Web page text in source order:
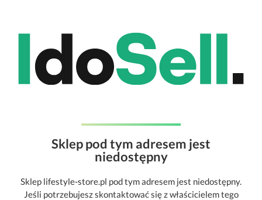
Sklep pod tym adresem jest
niedostępny
Sklep lifestyle-store.pl pod tym adresem jest niedostępny.
Jeśli potrzebujesz skontaktować się z właścicielem tego